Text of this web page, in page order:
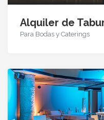
Alquiler de
Para Bodas y Caterings